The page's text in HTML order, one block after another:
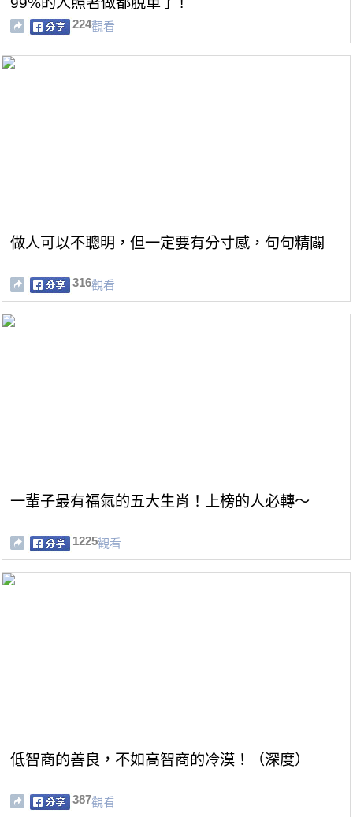
224觀看
做人可以不聰明，但一定要有分寸感，句句精闢
316觀看
一輩子最有福氣的五大生肖！上榜的人必轉～
1225觀看
低智商的善良，不如高智商的冷漠！（深度）
387觀看